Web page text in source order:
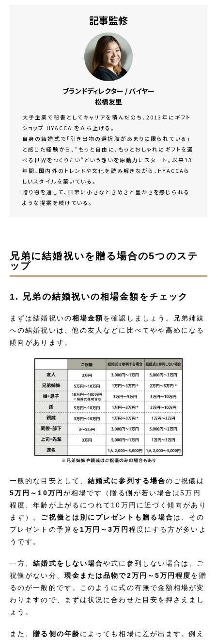
記事監修
ブランドディレクター / バイヤー
松橋友里
大手企業で秘書としてキャリアを積んだのち、2013年にギフト
ショップ HYACCA を立ち上げる。
自身の結婚式で「引き出物の選択肢があまりに限られている」
と感じた経験から、“もっと自由に、もっとおしゃれにギフトを選
べる世界をつくりたい”という想いを原動力にスタート。以来13
年間、国内外のトレンドや文化を読み解きながら、HYACCAら
しいスタイルを築いている。
贈り物を通して、日常に小さなときめきと豊かさを感じられる
ような提案を続けている。
兄弟に結婚祝いを贈る場合の5つのステ
ップ
1. 兄弟の結婚祝いの相場金額をチェック
まずは結婚祝いの相場金額を確認しましょう。兄弟姉妹
への結婚祝いは、他の友人などに比べてやや高めになる
傾向があります。
一般的な目安として、 結婚式に参列する場合のご祝儀は
5万円～10万円 が相場です（贈る側が若い場合は5万円
程度、年齢が上がるにつれて10万円に近づく傾向があり
ます）。 ご祝儀とは別にプレゼントも贈る場合は、その
プレゼントの予算を 1万円～3万円 程度にする方が多いよ
うです。
一方、結婚式をしない場合や式に参列しない場合は、ご
祝儀がない分、 現金または品物で2万円～5万円程度を贈
るのが一般的です。このように式の有無で金額相場が変
わりますので、まずは状況に合わせた目安を押さえまし
ょう。
また、 贈る側の年齢によっても相場に差が出ます。例え